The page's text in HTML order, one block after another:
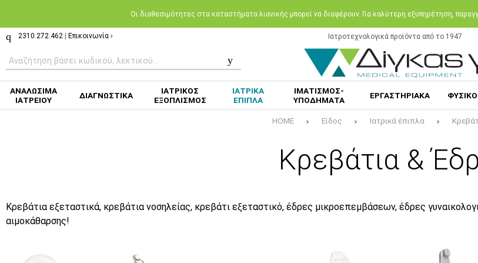
Oι διαθεσιμότητες στα καταστήματα λιανικής μπορεί να διαφέρουν. Για καλύτερη εξυπηρέτηση,
2310.272.462 Επικοινωνία › Ιατροτεχνολογικά προϊόντα από το 1947
ΑΝΑΛΩΣΙΜΑ
ΙΑΤΡΕΙΟΥ
ΔΙΑΓΝΩΣΤΙΚΑ
ΙΑΤΡΙΚΟΣ
ΕΞΟΠΛΙΣΜΟΣ
ΙΑΤΡΙΚΑ
ΕΠΙΠΛΑ
ΙΜΑΤΙΣΜΟΣ-
ΥΠΟΔΗΜΑΤΑ
ΕΡΓΑΣΤΗΡΙΑΚΑ
HOME Είδος Ιατρικά έπιπλα
Κρεβάτια &
Κρεβάτια εξεταστικά, κρεβάτια νοσηλείας, κρεβάτι εξεταστικό, έδρες μικροεπεμβάσεων, έδρες
αιμοκάθαρσης!